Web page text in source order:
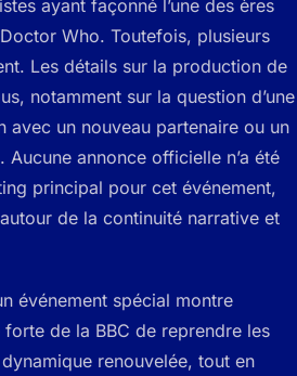
ayant façonné l’une des ères
Who. Toutefois, plusieurs
Les détails sur la production de
notamment sur la question d’une
avec un nouveau partenaire ou un
Aucune annonce officielle n’a été
principal pour cet événement,
de la continuité narrative et
événement spécial montre
de la BBC de reprendre les
renouvelée, tout en